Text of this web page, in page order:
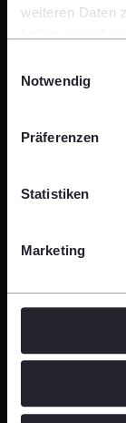
weiteren Daten
Notwendig
Präferenzen
Statistiken
Marketing
platforms–
Subscribe